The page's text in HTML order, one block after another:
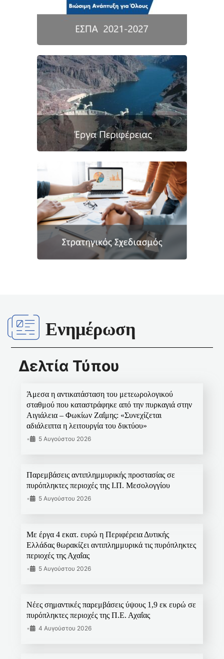
Ενημέρωση
Δελτία Τύπου
Άμεσα η αντικατάσταση του μετεωρολογικού
σταθμού που καταστράφηκε από την πυρκαγιά στην
Αιγιάλεια – Φωκίων Ζαΐμης: «Συνεχίζεται
αδιάλειπτα η λειτουργία του δικτύου»
• 5 Αυγούστου 2026
Παρεμβάσεις αντιπλημμυρικής προστασίας σε
πυρόπληκτες περιοχές της Ι.Π. Μεσολογγίου
• 5 Αυγούστου 2026
Με έργα 4 εκατ. ευρώ η Περιφέρεια Δυτικής
Ελλάδας θωρακίζει αντιπλημμυρικά τις πυρόπληκτες
περιοχές της Αχαΐας
• 5 Αυγούστου 2026
Νέες σημαντικές παρεμβάσεις ύψους 1,9 εκ ευρώ σε
πυρόπληκτες περιοχές της Π.Ε. Αχαΐας
• 4 Αυγούστου 2026